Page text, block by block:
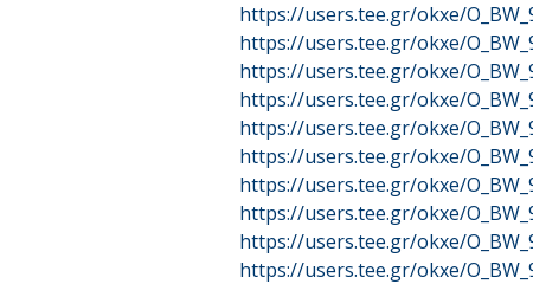
https://users.tee.gr/okxe/
https://users.tee.gr/okxe/
https://users.tee.gr/okxe/
https://users.tee.gr/okxe/
https://users.tee.gr/okxe/
https://users.tee.gr/okxe/
https://users.tee.gr/okxe/
https://users.tee.gr/okxe/
https://users.tee.gr/okxe/
https://users.tee.gr/okxe/